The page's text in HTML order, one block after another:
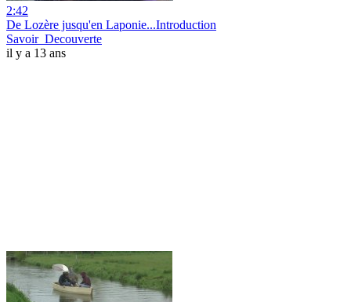
2:42
De Lozère jusqu'en Laponie...Introduction
Savoir_Decouverte
il y a 13 ans